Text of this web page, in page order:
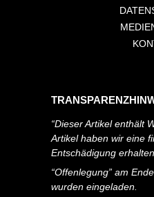
“Dieser Artikel enthält
Artikel haben wir eine
Entschädigung erhalten
“Offenlegung” am
wurden eingeladen.